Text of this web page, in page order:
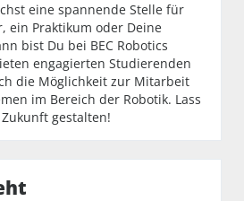
eine spannende Stelle für
ein Praktikum oder Deine
bist Du bei BEC Robotics
engagierten Studierenden
die Möglichkeit zur Mitarbeit
im Bereich der Robotik. Lass
gestalten!